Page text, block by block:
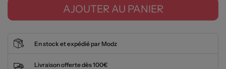
AJOUTER AU PANIER
En stock et expédié par Modz
Livraison offerte dès 100€